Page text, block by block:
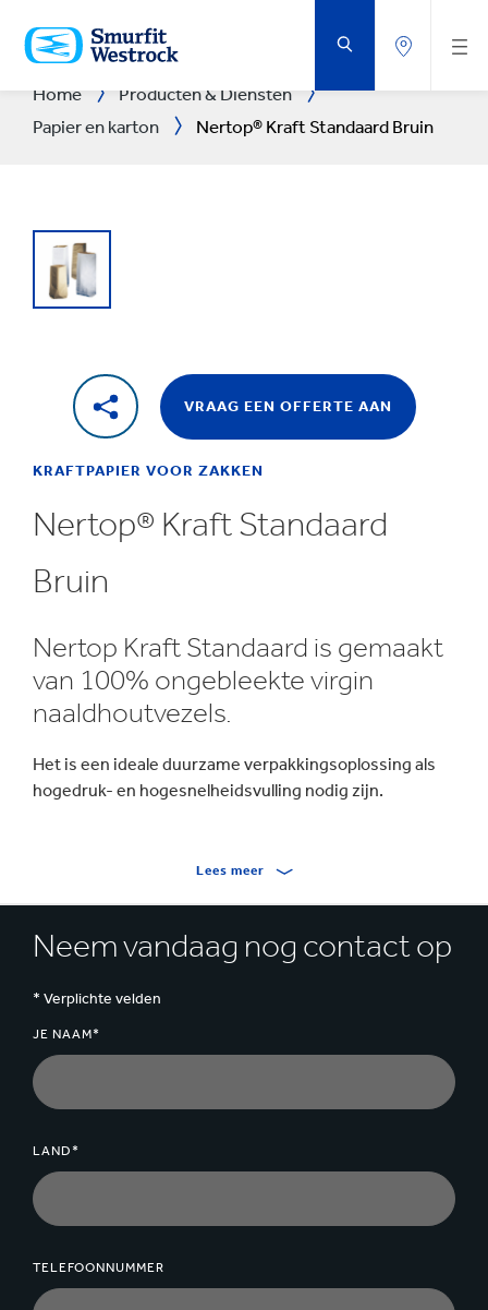
NAAR
DE
BELANGRIJKSTE
Home
Producten & Diensten
Papier en karton
Nertop® Kraft Standaard Bruin
VRAAG EEN OFFERTE AAN
KRAFTPAPIER VOOR ZAKKEN
Nertop® Kraft Standaard
Bruin
Nertop Kraft Standaard is gemaakt
van 100% ongebleekte virgin
naaldhoutvezels.
Het is een ideale duurzame verpakkingsoplossing als
hogedruk- en hogesnelheidsvulling nodig zijn.
Lees meer
Neem vandaag nog contact op
* Verplichte velden
JE NAAM*
LAND*
TELEFOONNUMMER